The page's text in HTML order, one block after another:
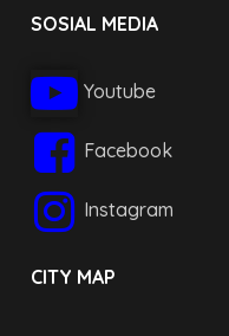
SOSIAL MEDIA
Youtube
Facebook
Instagram
CITY MAP